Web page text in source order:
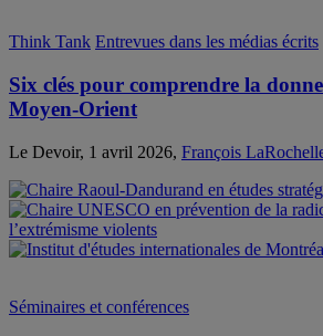
Think Tank Entrevues dans les médias écrits
Six clés pour comprendre la
Moyen-Orient
Le Devoir, 1 avril 2026, François
Séminaires et conférences